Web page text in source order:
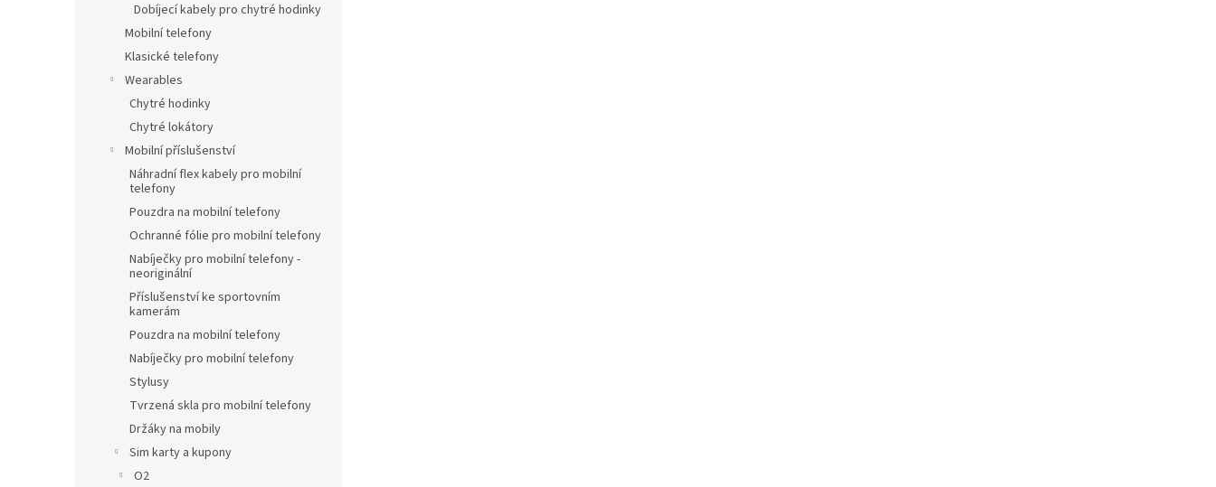
Dobíjecí kabely pro chytré hodinky
Mobilní telefony
Klasické telefony
Wearables
Chytré hodinky
Chytré lokátory
Mobilní příslušenství
Náhradní flex kabely pro mobilní
telefony
Pouzdra na mobilní telefony
Ochranné fólie pro mobilní telefony
Nabíječky pro mobilní telefony -
neoriginální
Příslušenství ke sportovním
kamerám
Pouzdra na mobilní telefony
Nabíječky pro mobilní telefony
Stylusy
Tvrzená skla pro mobilní telefony
Držáky na mobily
Sim karty a kupony
O2